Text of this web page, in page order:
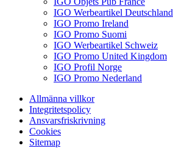
IGO Werbeartikel Deutschland
IGO Promo Ireland
IGO Promo Suomi
IGO Werbeartikel Schweiz
IGO Promo United Kingdom
IGO Profil Norge
IGO Promo Nederland
Allmänna villkor
Integritetspolicy
Ansvarsfriskrivning
Cookies
Sitemap